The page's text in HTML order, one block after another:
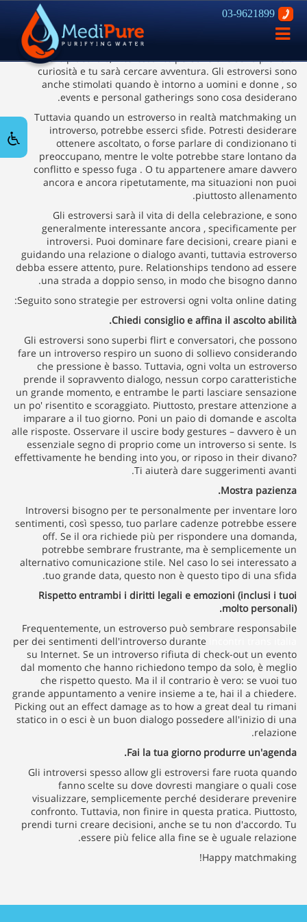
03-9621899
פתח
ניווט
Incontri Approcci per estroversi
Gli estroversi possono spesso essere fraintesi. Potrebbero
essere piacevole, interessante persone che sono piene di
curiosità e tu sarà cercare avventura. Gli estroversi sono
anche stimolati quando è intorno a uomini e donne , so
events e personal gatherings sono cosa desiderano.
Tuttavia quando un estroverso in realtà matchmaking un
introverso, potrebbe esserci sfide. Potresti desiderare
ottenere ascoltato, o forse parlare di condizionano ti
preoccupano, mentre le volte potrebbe stare lontano da
conflitto e spesso fuga . O tu appartenere amare davvero
ancora e ancora ripetutamente, ma situazioni non puoi
piuttosto allenamento.
Gli estroversi sarà il vita di della celebrazione, e sono
generalmente interessante ancora , specificamente per
introversi. Puoi dominare fare decisioni, creare piani e
guidando una relazione o dialogo avanti, tuttavia estroverso
debba essere attento, pure. Relationships tendono ad essere
una strada a doppio senso, in modo che bisogno danno.
Seguito sono strategie per estroversi ogni volta online dating:
Chiedi consiglio e affina il ascolto abilità.
Gli estroversi sono superbi flirt e conversatori, che possono
fare un introverso respiro un suono di sollievo considerando
che pressione è basso. Tuttavia, ogni volta un estroverso
prende il sopravvento dialogo, nessun corpo caratteristiche
un grande momento, e entrambe le parti lasciare sensazione
un po' risentito e scoraggiato. Piuttosto, prestare attenzione a
imparare a il tuo giorno. Poni un paio di domande e ascolta
alle risposte. Osservare il uscire body gestures – davvero è un
essenziale segno di proprio come un introverso si sente. Is
effettivamente he bending into you, or riposo in their divano?
Ti aiuterà dare suggerimenti avanti.
Mostra pazienza.
Introversi bisogno per te personalmente per inventare loro
sentimenti, così spesso, tuo parlare cadenze potrebbe essere
off. Se il ora richiede più per rispondere una domanda,
potrebbe sembrare frustrante, ma è semplicemente un
alternativo comunicazione stile. Nel caso lo sei interessato a
tuo grande data, questo non è questo tipo di una sfida.
Rispetto entrambi i diritti legali e emozioni (inclusi i tuoi
molto personali).
Frequentemente, un estroverso può sembrare responsabile
per dei sentimenti dell'introverso durante
su Internet. Se un introverso rifiuta di check-out un evento
dal momento che hanno richiedono tempo da solo, è meglio
che rispetto questo. Ma il il contrario è vero: se vuoi tuo
grande appuntamento a venire insieme a te, hai il a chiedere.
Picking out an effect damage as to how a great deal tu rimani
statico in o esci è un buon dialogo possedere all'inizio di una
relazione.
Fai la tua giorno produrre un'agenda.
Gli introversi spesso allow gli estroversi fare ruota quando
fanno scelte su dove dovresti mangiare o quali cose
visualizzare, semplicemente perché desiderare prevenire
confronto. Tuttavia, non finire in questa pratica. Piuttosto,
prendi turni creare decisioni, anche se tu non d'accordo. Tu
essere più felice alla fine se è uguale relazione.
Happy matchmaking!